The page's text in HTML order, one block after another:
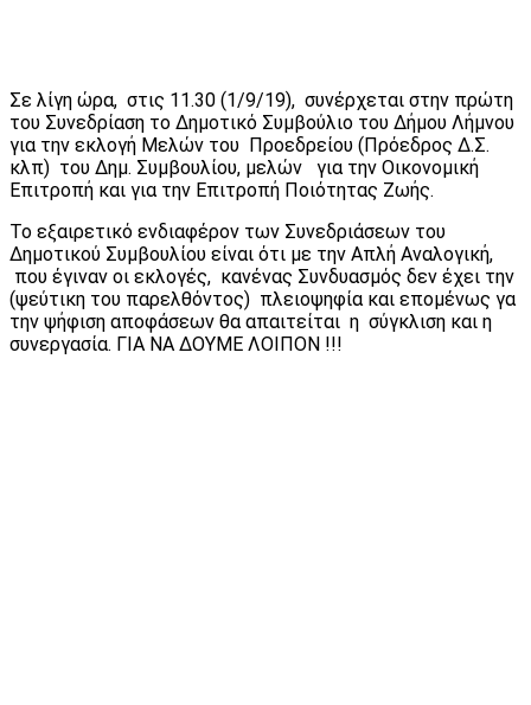
Σε λίγη ώρα, στις 11.30 (1/9/19), συνέρχεται στην πρώτη
του Συνεδρίαση το Δημοτικό Συμβούλιο του Δήμου Λήμνου
για την εκλογή Μελών του Προεδρείου (Πρόεδρος Δ.Σ.
κλπ) του Δημ. Συμβουλίου, μελών για την Οικονομική
Επιτροπή και για την Επιτροπή Ποιότητας Ζωής.
Το εξαιρετικό ενδιαφέρον των Συνεδριάσεων του
Δημοτικού Συμβουλίου είναι ότι με την Απλή Αναλογική,
που έγιναν οι εκλογές, κανένας Συνδυασμός δεν έχει την
(ψεύτικη του παρελθόντος) πλειοψηφία και επομένως γα
την ψήφιση αποφάσεων θα απαιτείται η σύγκλιση και η
συνεργασία. ΓΙΑ ΝΑ ΔΟΥΜΕ ΛΟΙΠΟΝ !!!